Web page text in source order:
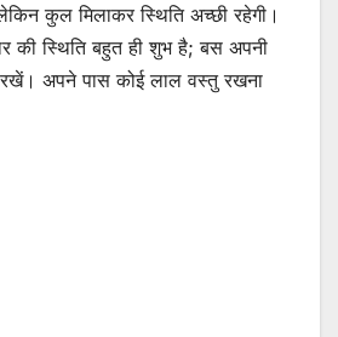
कुल मिलाकर स्थिति अच्छी रहेगी।
की स्थिति बहुत ही शुभ है; बस अपनी
रखें। अपने पास कोई लाल वस्तु रखना